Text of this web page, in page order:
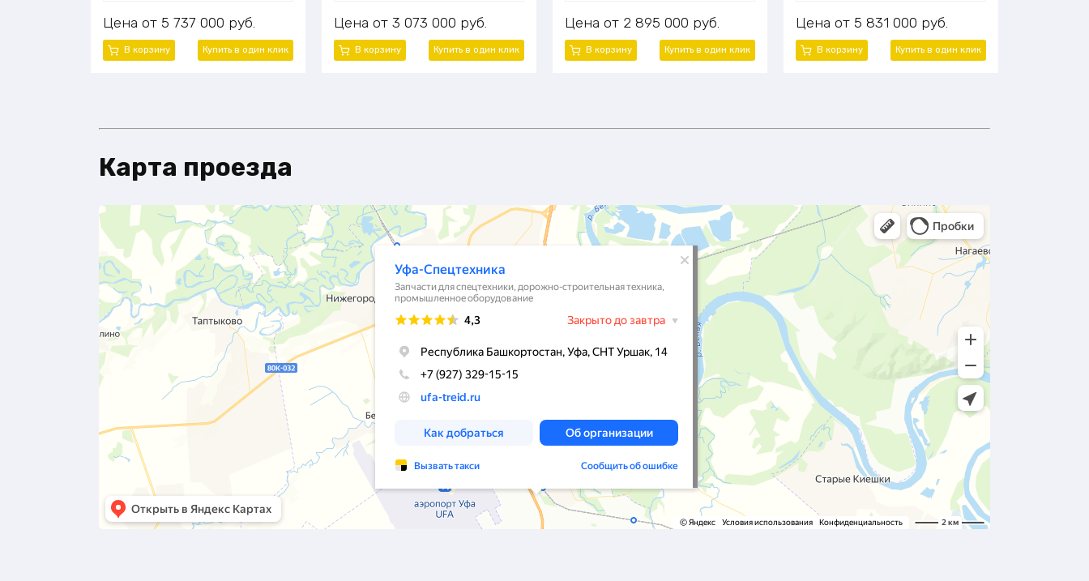
Высота подъёма ковша, мм: 4100
Мощность двигателя, л.с.: ~75 (55
кВт)
Модель двигателя: Xinchai 490
Цена 5 737 000 руб.
В корзину Купить в один клик
830
Мощность двигателя, л.с.: ~49 (36,2
кВт)
Модель двигателя: Yanmar
Цена 3 073 000 руб.
В корзину Купить в один клик
830
Мощность двигателя, л.с.: ~45 (33
кВт)
Модель двигателя: Xinchai 490
Цена 2 895 000 руб.
В корзину Купить в один клик
Мощность двигателя, л.с.: 100,6
Модель двигателя: Cummins
4BTA3.9-C100-II
Эксплуатационная масса, т: 8,2
Цена 5 831 000 руб.
В корзину Купить в один клик
Карта проезда